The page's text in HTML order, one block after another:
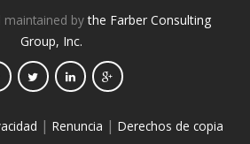
maintained bythe Farber Consulting
Group, Inc.
| Renuncia | Derechos de copia